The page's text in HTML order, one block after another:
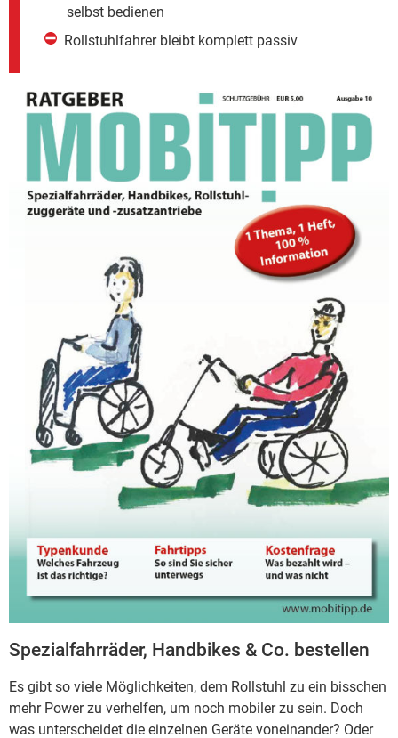
selbst bedienen
Rollstuhlfahrer bleibt komplett passiv
Spezialfahrräder, Handbikes & Co. bestellen
Es gibt so viele Möglichkeiten, dem Rollstuhl zu ein bisschen
mehr Power zu verhelfen, um noch mobiler zu sein. Doch
was unterscheidet die einzelnen Geräte voneinander? Oder